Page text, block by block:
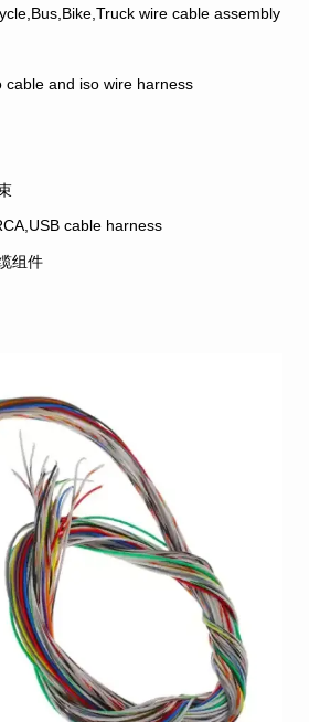
wire cable assembly
cable and iso wire harness
cable harness
组件